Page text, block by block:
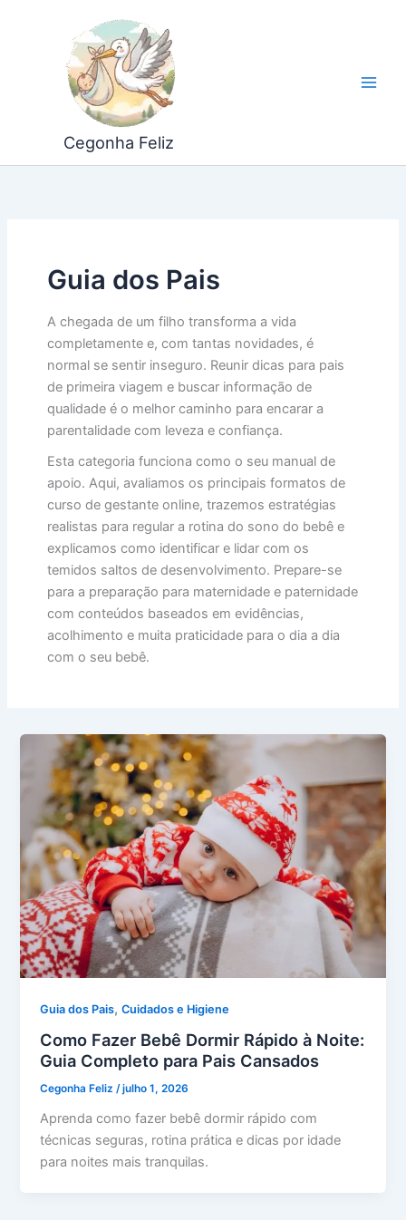
Cegonha Feliz
Guia dos Pais
A chegada de um filho transforma a vida
completamente e, com tantas novidades, é
normal se sentir inseguro. Reunir dicas para pais
de primeira viagem e buscar informação de
qualidade é o melhor caminho para encarar a
parentalidade com leveza e confiança.
Esta categoria funciona como o seu manual de
apoio. Aqui, avaliamos os principais formatos de
curso de gestante online, trazemos estratégias
realistas para regular a rotina do sono do bebê e
explicamos como identificar e lidar com os
temidos saltos de desenvolvimento. Prepare-se
para a preparação para maternidade e paternidade
com conteúdos baseados em evidências,
acolhimento e muita praticidade para o dia a dia
com o seu bebê.
Guia dos Pais,Cuidados e Higiene
Como Fazer Bebê Dormir Rápido à Noite:
Guia Completo para Pais Cansados
Cegonha Feliz/julho 1, 2026
Aprenda como fazer bebê dormir rápido com
técnicas seguras, rotina prática e dicas por idade
para noites mais tranquilas.